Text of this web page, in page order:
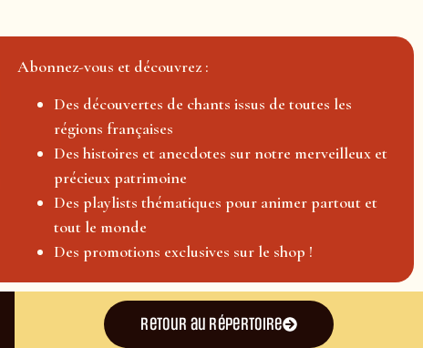
Abonnez-vous et découvrez :
Des découvertes de chants issus de toutes les
régions françaises
Des histoires et anecdotes sur notre merveilleux et
précieux patrimoine
Des playlists thématiques pour animer partout et
tout le monde
Des promotions exclusives sur le shop !
Retour au répertoire